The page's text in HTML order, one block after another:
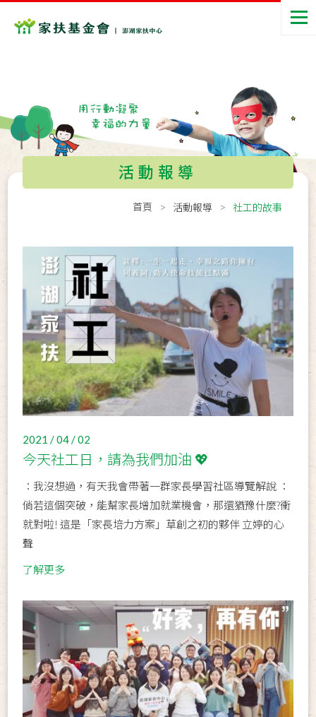
活動報導
首頁 活動報導 社工的故事
2021 / 04 / 02
今天社工日，請為我們加油 💖
：我沒想過，有天我會帶著一群家長學習社區導覽解說 ：
倘若這個突破，能幫家長增加就業機會，那還猶豫什麼?衝
就對啦! 這是「家長培力方案」草創之初的夥伴 立婷的心
聲
了解更多